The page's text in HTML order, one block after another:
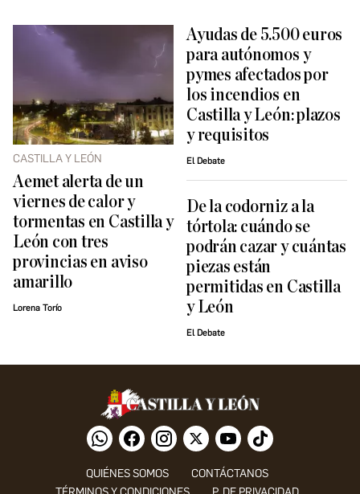
CASTILLA Y LEÓN
Aemet alerta de un
viernes de calor y
tormentas en Castilla y
León con tres
provincias en aviso
amarillo
Lorena Torío
Ayudas de 5.500 euros
para autónomos y
pymes afectados por
los incendios en
Castilla y León: plazos
y requisitos
El Debate
De la codorniz a la
tórtola: cuándo se
podrán cazar y cuántas
piezas están
permitidas en Castilla
y León
El Debate
QUIÉNES SOMOS
CONTÁCTANOS